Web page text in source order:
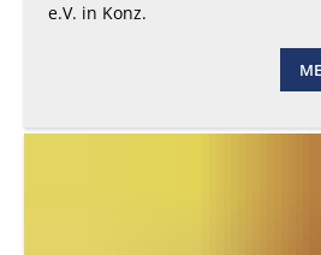
e.V. in Konz.